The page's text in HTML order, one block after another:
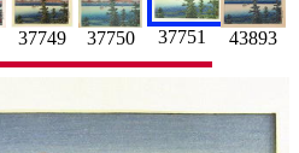
37749 37750 37751 43893